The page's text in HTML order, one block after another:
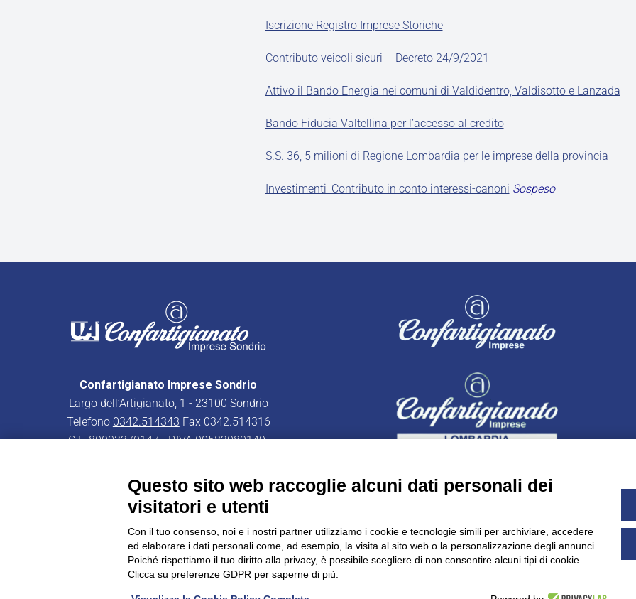
Iscrizione Registro Imprese Storiche
Contributo veicoli sicuri – Decreto 24/9/2021
Attivo il Bando Energia nei comuni di Valdidentro, Valdisotto e Lanzada
Bando Fiducia Valtellina per l’accesso al credito
S.S. 36, 5 milioni di Regione Lombardia per le imprese della provincia
Investimenti_Contributo in conto interessi-canoni Sospeso
Confartigianato Imprese Sondrio
Largo dell’Artigianato, 1 - 23100 Sondrio
Telefono 0342.514343 Fax 0342.514316
C.F. 80003370147 - P.IVA 00582080149
CONFARTIGIANATO - Informative privacy Cookie Policy Dichiarazione di accessibilità UNIDATA - Informativa privacy
Questo sito web raccoglie alcuni dati personali dei
visitatori e utenti
Con il tuo consenso, noi e i nostri partner utilizziamo i cookie e tecnologie simili per archiviare, accedere
ed elaborare i dati personali come, ad esempio, la visita al sito web o la personalizzazione degli annunci.
Poiché rispettiamo il tuo diritto alla privacy, è possibile scegliere di non consentire alcuni tipi di cookie.
Clicca su preferenze GDPR per saperne di più.